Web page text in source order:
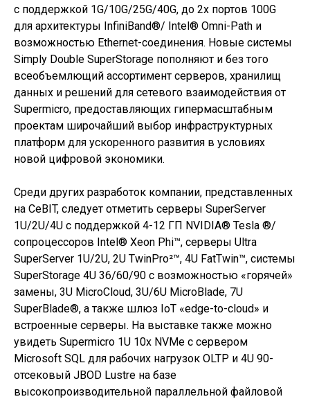
с поддержкой 1G/10G/25G/40G, до 2x портов 100G
для архитектуры InfiniBand®/ Intel® Omni-Path и
возможностью Ethernet-соединения. Новые системы
Simply Double SuperStorage пополняют и без того
всеобъемлющий ассортимент серверов, хранилищ
данных и решений для сетевого взаимодействия от
Supermicro, предоставляющих гипермасштабным
проектам широчайший выбор инфраструктурных
платформ для ускоренного развития в условиях
новой цифровой экономики.
Среди других разработок компании, представленных
на CeBIT, следует отметить серверы SuperServer
1U/2U/4U с поддержкой 4-12 ГП NVIDIA® Tesla ®/
сопроцессоров Intel® Xeon Phi™, серверы Ultra
SuperServer 1U/2U, 2U TwinPro²™, 4U FatTwin™, системы
SuperStorage 4U 36/60/90 с возможностью «горячей»
замены, 3U MicroCloud, 3U/6U MicroBlade, 7U
SuperBlade®, а также шлюз IoT «edge-to-cloud» и
встроенные серверы. На выставке также можно
увидеть Supermicro 1U 10x NVMe с сервером
Microsoft SQL для рабочих нагрузок OLTP и 4U 90-
отсековый JBOD Lustre на базе
высокопроизводительной параллельной файловой